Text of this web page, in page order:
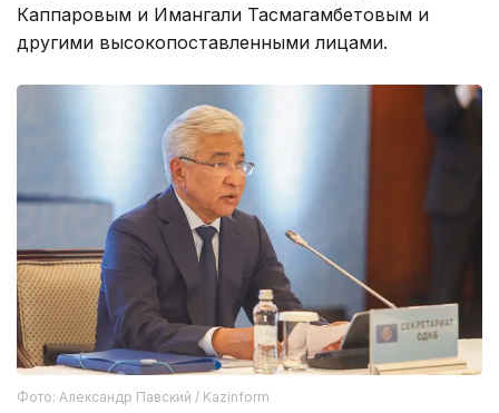
Каппаровым и Имангали Тасмагамбетовым и
другими высокопоставленными лицами.
Фото: Александр Павский / Kazinform